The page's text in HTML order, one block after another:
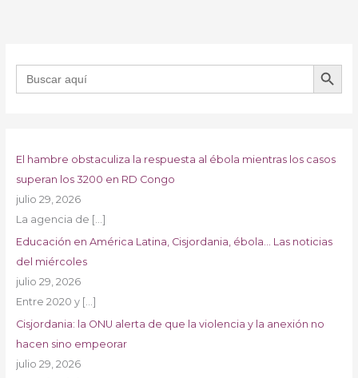
Buscar: BOTÓN DE
El hambre obstaculiza la respuesta al ébola mientras los casos
superan los 3200 en RD Congo
julio 29, 2026
La agencia de […]
Educación en América Latina, Cisjordania, ébola… Las noticias
del miércoles
julio 29, 2026
Entre 2020 y […]
Cisjordania: la ONU alerta de que la violencia y la anexión no
hacen sino empeorar
julio 29, 2026